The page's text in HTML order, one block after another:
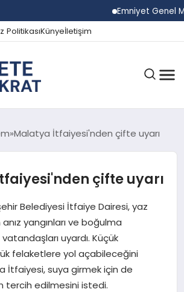
Emniyet Genel
PolitikasıKünyeİletişim
Malatya İtfaiyesi'nden çifte uyarı
çifte uyarı
Belediyesi İtfaiye Dairesi, yaz
yangınları ve boğulma
vatandaşları uyardı. Küçük
felaketlere yol açabileceğini
İtfaiyesi, suya girmek için de
tercih edilmesini istedi.